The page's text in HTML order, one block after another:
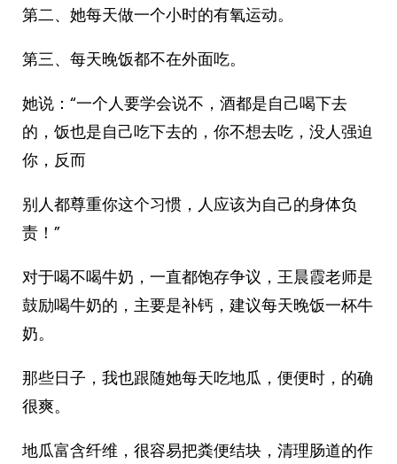
第二、她每天做一个小时的有氧运动。
第三、每天晚饭都不在外面吃。
她说：“一个人要学会说不，酒都是自己喝下去
的，饭也是自己吃下去的，你不想去吃，没人强迫
你，反而
别人都尊重你这个习惯，人应该为自己的身体负
责！”
对于喝不喝牛奶，一直都饱存争议，王晨霞老师是
鼓励喝牛奶的，主要是补钙，建议每天晚饭一杯牛
奶。
那些日子，我也跟随她每天吃地瓜，便便时，的确
很爽。
地瓜富含纤维，很容易把粪便结块，清理肠道的作